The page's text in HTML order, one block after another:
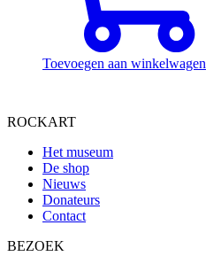
Toevoegen aan winkelwagen
ROCKART
Het museum
De shop
Nieuws
Donateurs
Contact
BEZOEK